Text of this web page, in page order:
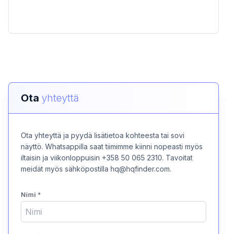
Ota yhteyttä
Ota yhteyttä ja pyydä lisätietoa kohteesta tai sovi
näyttö. Whatsappilla saat tiimimme kiinni nopeasti myös
iltaisin ja viikonloppuisin +358 50 065 2310. Tavoitat
meidät myös sähköpostilla hq@hqfinder.com.
Nimi *